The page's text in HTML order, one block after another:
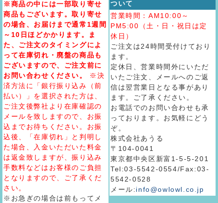
※商品の中には一部取り寄せ
商品もございます。取り寄せ
の場合、お届けまで通常1週間
～10日ほどかかります。ま
た、ご注文のタイミングによ
って在庫切れ・廃盤の商品も
ございますので、ご注文前に
お問い合わせください。
※決
済方法に「銀行振り込み（前
払い）」を選択された方は、
ご注文後弊社より在庫確認の
メールを致しますので、お振
込までお待ちください。お振
込後、「在庫切れ」と判明し
た場合、入金いただいた料金
は返金致しますが、振り込み
手数料などはお客様のご負担
となりますので、ご了承くだ
さい。
※お急ぎの場合は前もってメ
ついて
営業時間：AM10:00～
PM5:00（土・日・祝日は定
休日）
ご注文は24時間受付けており
ます。
定休日、営業時間外にいただ
いたご注文、メールへのご返
信は翌営業日となる事があり
ます。ご了承ください。
お電話でのお問い合わせも承
っております。お気軽にどう
ぞ。
株式会社あうる
〒104-0041
東京都中央区新富1-5-5-201
Tel:03-5542-0554/Fax:03-
5542-0528
メール:info@owlowl.co.jp